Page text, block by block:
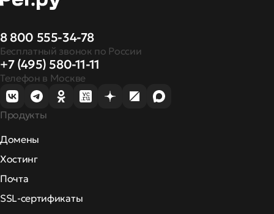
8 800 555-34-78
Бесплатный звонок по России
+7 (495) 580-11-11
Телефон в Москве
Продукты
Домены
Хостинг
Почта
SSL-сертификаты